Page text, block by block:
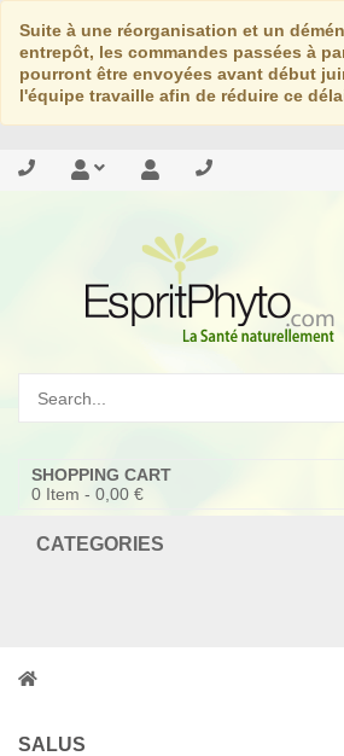
Suite à une réorganisation et un
entrepôt, les commandes passées à
pourront être envoyées avant début
l'équipe travaille afin de réduire ce
SHOPPING CART
0 Item - 0,00 €
CATEGORIES
SALUS